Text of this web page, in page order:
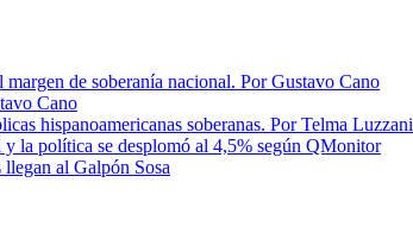
de soberanía nacional. Por Gustavo Cano
Cano
hispanoamericanas soberanas. Por Telma Luzzani
la política se desplomó al 4,5% según QMonitor
al Galpón Sosa